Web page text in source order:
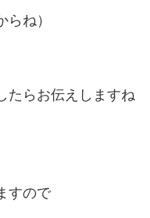
ね）
たらお伝えしますね
すので